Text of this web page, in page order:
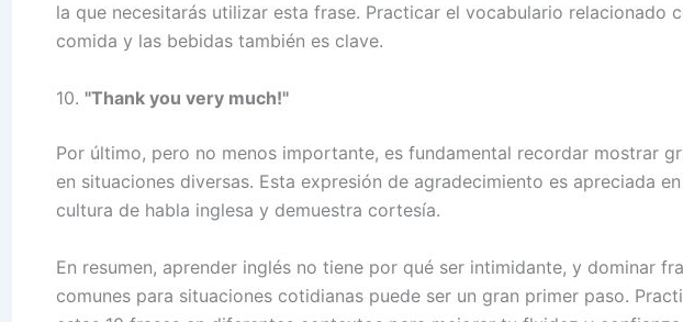
la que necesitarás utilizar esta frase. Practicar el vocabulario relacionado
comida y las bebidas también es clave.
10. "Thank you very much!"
Por último, pero no menos importante, es fundamental recordar mostrar
en situaciones diversas. Esta expresión de agradecimiento es apreciada
cultura de habla inglesa y demuestra cortesía.
En resumen, aprender inglés no tiene por qué ser intimidante, y dominar
comunes para situaciones cotidianas puede ser un gran primer paso.